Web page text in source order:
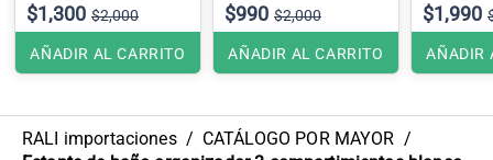
$1,300 $2,000
AÑADIR AL CARRITO
$990 $2,000
AÑADIR AL CARRITO
$1,990
AÑADIR
RALI importaciones / CATÁLOGO POR MAYOR /